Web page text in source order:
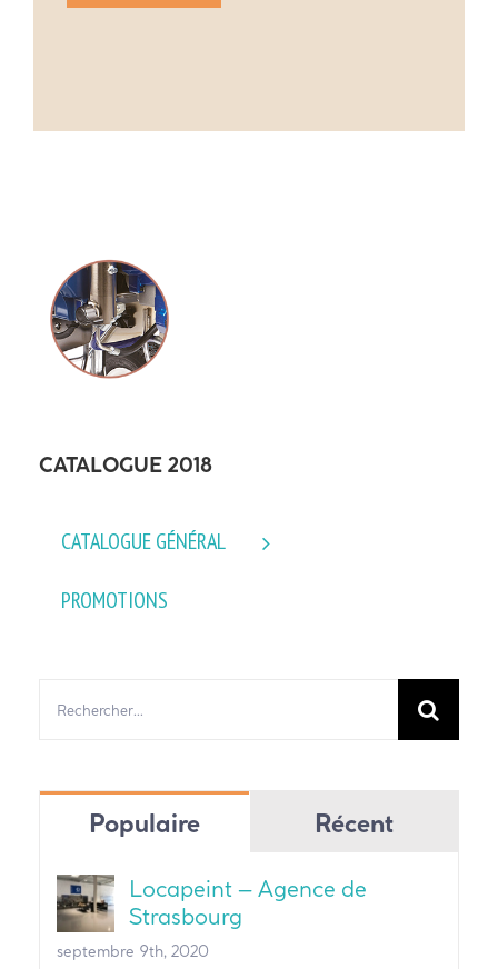
CATALOGUE 2018
CATALOGUE GÉNÉRAL
PROMOTIONS
Populaire Récent
Locapeint – Agence de
Strasbourg
septembre 9th, 2020